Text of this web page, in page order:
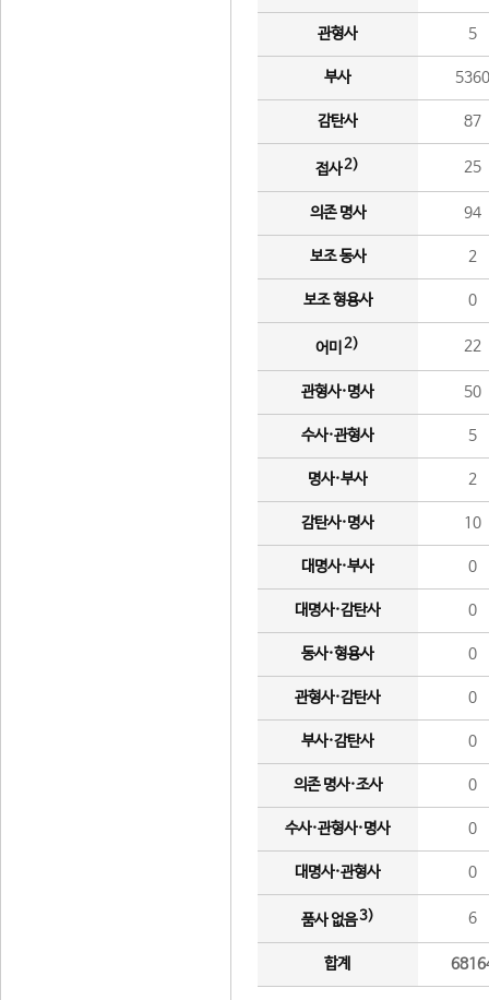
관형사 5
부사 5360
감탄사 87
접사2) 25
의존 명사 94
보조 동사 2
보조 형용사 0
어미 2) 22
관형사·명사 50
수사·관형사 5
명사·부사 2
감탄사·명사 10
대명사·부사 0
대명사·감탄사 0
동사·형용사 0
관형사·감탄사 0
부사·감탄사 0
의존 명사·조사 0
수사·관형사·명사 0
대명사·관형사 0
품사 없음3) 6
합계